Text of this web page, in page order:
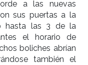
a las nuevas
sus puertas a la
hasta las 3 de la
el horario de
boliches abrían
también el